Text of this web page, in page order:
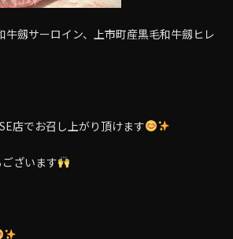
牛劔サーロイン、上市町産黒毛和牛劔ヒレ
店でお召し上がり頂けます
ざいます